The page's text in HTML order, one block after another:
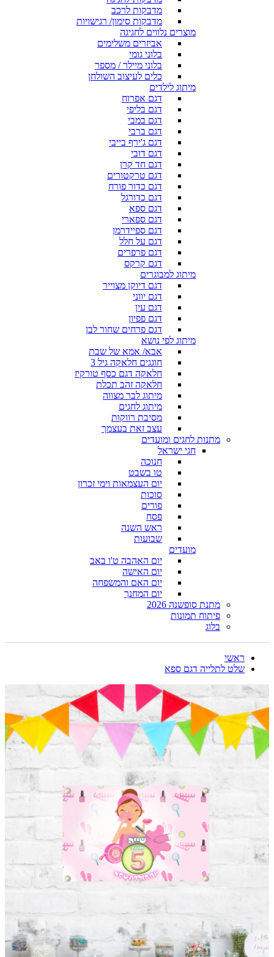
מדבקות לרכב
מדבקות סימון/ רגישויות
מוצרים נלווים לחגיגה
אביזרים משלימים
בלוני גומי
בלוני מיילר / מספר
כלים לעיצוב השולחן
מיתוג לילדים
דגם אפרוח
דגם בליפי
דגם במבי
דגם ברבי
דגם ג'ירף בייבי
דגם דובי
דגם חד קרן
דגם טרקטורים
דגם כדור פורח
דגם כדורגל
דגם ספא
דגם ספארי
דגם ספיידרמן
דגם על חלל
דגם פרפרים
דגם קרקס
מיתוג למבוגרים
דגם דיוקן מצוייר
דגם יווני
דגם עין
דגם פפיון
דגם פרחים שחור לבן
מיתוג לפי נושא
אבא/ אמא של שבת
חוגגים חלאקה גיל 3
חלאקה דגם כסף טורקיז
חלאקה זהב תכלת
מיתוג לבר מצווה
מיתוג לחגים
מסיבת רווקות
עצב זאת בעצמך
מתנות לחגים ומועדים
חגי ישראל
חנוכה
טו בשבט
יום העצמאות וימי זכרון
סוכות
פורים
פסח
ראש השנה
שבועות
מועדים
יום האהבה ט'ו באב
יום האישה
יום האם והמשפחה
יום המחנך
מתנת סופשנה 2026
פיתוח תמונות
בלוג
ראשי
שלט לתלייה דגם ספא